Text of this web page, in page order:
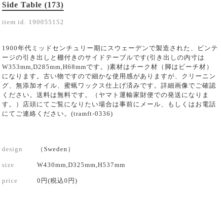
Side Table (173)
item id. 190055152
1900年代ミッドセンチュリー期にスウェーデンで製造された、ビンテ
ージの引き出しと棚付きのサイドテーブルです(引き出しの内寸は
W353mm,D285mm,H68mmです。)素材はチーク材（脚はビーチ材）
になります。古い物ですので細かな使用感がありますが、クリーニン
グ、無添加オイル、蜜蝋ワックス仕上げ済みです。詳細画像でご確認
ください。送料は無料です。（ヤマト運輸家財便での発送になりま
す。）店頭にてご覧になりたい場合は事前にメール、もしくはお電話
にてご連絡ください。(tramft-0336)
design （Sweden）
size W430mm,D325mm,H537mm
price 0円(税込0円)